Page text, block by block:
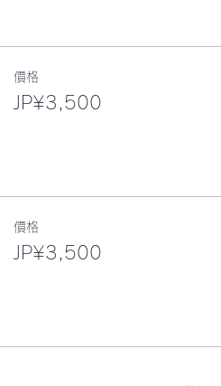
價格
JP¥3,500
價格
JP¥3,500